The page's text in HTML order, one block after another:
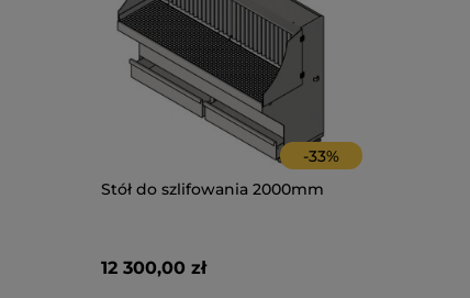
-33%
Stół do szlifowania 2000mm
12 300,00 zł